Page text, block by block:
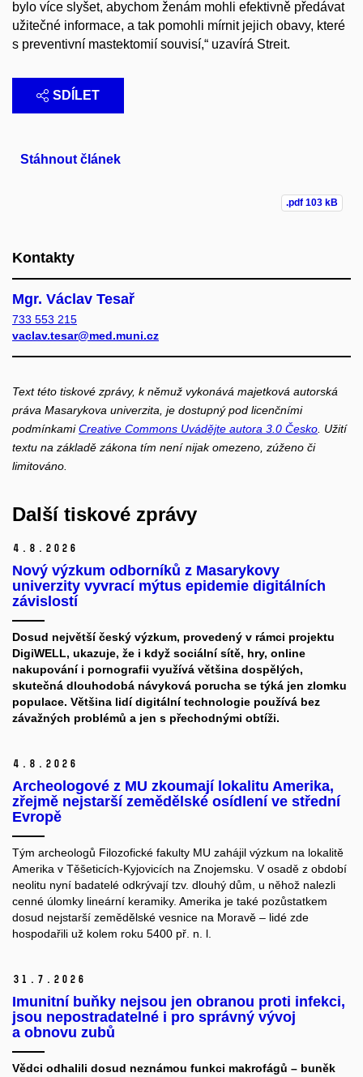
bylo více slyšet, abychom ženám mohli efektivně předávat
užitečné informace, a tak pomohli mírnit jejich obavy, které
s preventivní mastektomií souvisí,“ uzavírá Streit.
SDÍLET
Stáhnout článek
.pdf 103 kB
Kontakty
Mgr. Václav Tesař
733 553 215
vaclav.tesar@med.muni.cz
Text této tiskové zprávy, k němuž vykonává majetková autorská
práva Masarykova univerzita, je dostupný pod licenčními
podmínkamiCreative Commons Uvádějte autora 3.0 Česko. Užití
textu na základě zákona tím není nijak omezeno, zúženo či
limitováno.
Další tiskové zprávy
4. 8. 2026
Nový výzkum odborníků z Masarykovy
univerzity vyvrací mýtus epidemie digitálních
závislostí
Dosud největší český výzkum, provedený v rámci projektu
DigiWELL, ukazuje, že i když sociální sítě, hry, online
nakupování i pornografii využívá většina dospělých,
skutečná dlouhodobá návyková porucha se týká jen zlomku
populace. Většina lidí digitální technologie používá bez
závažných problémů a jen s přechodnými obtíži.
4. 8. 2026
Archeologové z MU zkoumají lokalitu Amerika,
zřejmě nejstarší zemědělské osídlení ve střední
Evropě
Tým archeologů Filozofické fakulty MU zahájil výzkum na lokalitě
Amerika v Těšeticích-Kyjovicích na Znojemsku. V osadě z období
neolitu nyní badatelé odkrývají tzv. dlouhý dům, u něhož nalezli
cenné úlomky lineární keramiky. Amerika je také pozůstatkem
dosud nejstarší zemědělské vesnice na Moravě – lidé zde
hospodařili už kolem roku 5400 př. n. l.
31. 7. 2026
Imunitní buňky nejsou jen obranou proti infekci,
jsou nepostradatelné i pro správný vývoj
a obnovu zubů
Vědci odhalili dosud neznámou funkci makrofágů – buněk